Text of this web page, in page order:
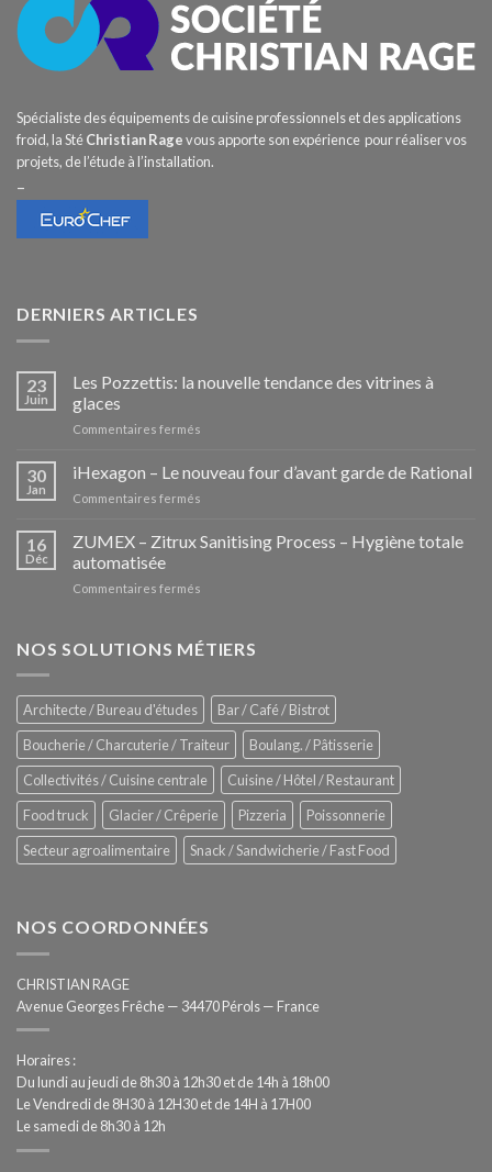
Spécialiste des équipements de cuisine professionnels et des applications
froid, la StéChristian Ragevous apporte son expérience pour réaliser vos
projets, de l’étude à l’installation.
–
DERNIERS ARTICLES
23
Juin
Les Pozzettis: la nouvelle tendance des vitrines à
glaces
Commentaires fermés
Pozzettis:
la
des
30
Jan
iHexagon – Le nouveau four d’avant garde de Rational
Commentaires fermés
–
Le
de
16
Déc
ZUMEX – Zitrux Sanitising Process – Hygiène totale
automatisée
Commentaires fermés
Zitrux
–
Hygiène
totale
automatisée
NOS SOLUTIONS MÉTIERS
Architecte / Bureau d'études
Bar / Café / Bistrot
Boucherie / Charcuterie / Traiteur
Boulang. / Pâtisserie
Collectivités / Cuisine centrale
Cuisine / Hôtel / Restaurant
Food truck
Glacier / Crêperie Pizzeria
Poissonnerie
Secteur agroalimentaire
Snack / Sandwicherie / Fast Food
NOS COORDONNÉES
CHRISTIAN RAGE
Avenue Georges Frêche — 34470 Pérols — France
Horaires :
Du lundi au jeudi de 8h30 à 12h30 et de 14h à 18h00
Le Vendredi de 8H30 à 12H30 et de 14H à 17H00
Le samedi de 8h30 à 12h